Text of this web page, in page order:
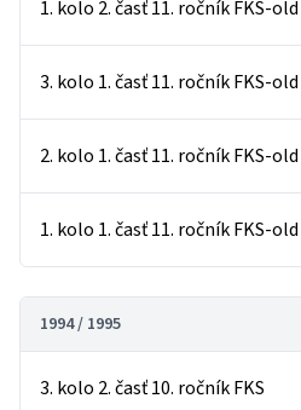
1. kolo 2. časť 11. ročník FKS-old
3. kolo 1. časť 11. ročník FKS-old
2. kolo 1. časť 11. ročník FKS-old
1. kolo 1. časť 11. ročník FKS-old
1994 / 1995
3. kolo 2. časť 10. ročník FKS